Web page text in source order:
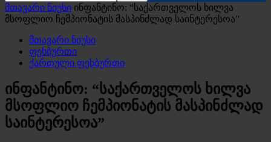
მთავარი ნიუსი ინფანტინო: “საქართველოს ხილვა
მსოფლიო ჩემპიონატის მასპინძლად საინტერესოა”
მთავარი ნიუსი
ფეხბურთი
ქართული ფეხბურთი
ინფანტინო: “საქართველოს ხილვა
მსოფლიო ჩემპიონატის მასპინძლად
საინტერესოა”